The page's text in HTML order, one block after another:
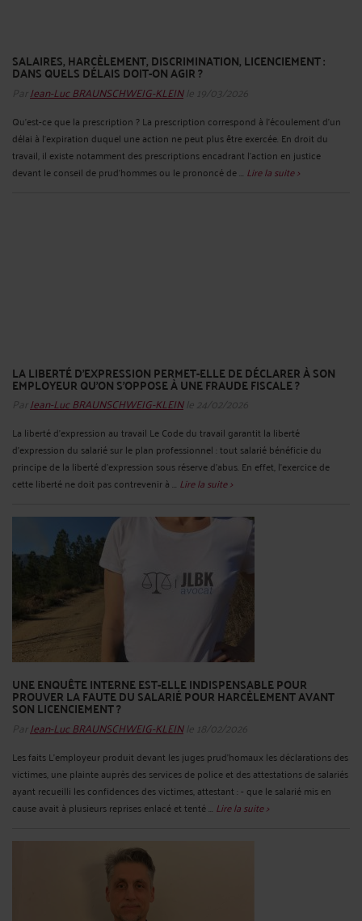
SALAIRES, HARCÈLEMENT, DISCRIMINATION, LICENCIEMENT :
DANS QUELS DÉLAIS DOIT-ON AGIR ?
Par Jean-Luc BRAUNSCHWEIG-KLEINle 19/03/2026
Qu’est-ce que la prescription ? La prescription correspond à l'écoulement d'un
délai à l'expiration duquel une action ne peut plus être exercée. En droit du
travail, il existe notamment des prescriptions encadrant l'action en justice
devant le conseil de prud'hommes ou le prononcé de ... Lire la suite >
LA LIBERTÉ D’EXPRESSION PERMET-ELLE DE DÉCLARER À SON
EMPLOYEUR QU’ON S’OPPOSE À UNE FRAUDE FISCALE ?
Par Jean-Luc BRAUNSCHWEIG-KLEINle 24/02/2026
La liberté d'expression au travail Le Code du travail garantit la liberté
d'expression du salarié sur le plan professionnel : tout salarié bénéficie du
principe de la liberté d'expression sous réserve d'abus. En effet, l’exercice de
cette liberté ne doit pas contrevenir à ... Lire la suite >
UNE ENQUÊTE INTERNE EST-ELLE INDISPENSABLE POUR
PROUVER LA FAUTE DU SALARIÉ POUR HARCÈLEMENT AVANT
SON LICENCIEMENT ?
Par Jean-Luc BRAUNSCHWEIG-KLEINle 18/02/2026
Les faits L’employeur produit devant les juges prud’homaux les déclarations des
victimes, une plainte auprès des services de police et des attestations de salariés
ayant recueilli les confidences des victimes, attestant : - que le salarié mis en
cause avait à plusieurs reprises enlacé et tenté ... Lire la suite >